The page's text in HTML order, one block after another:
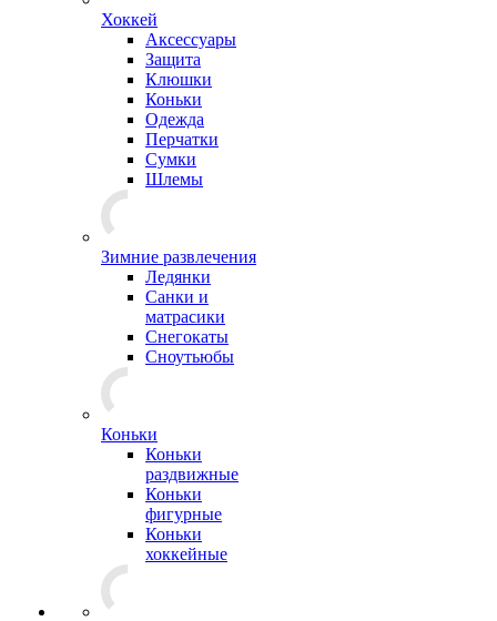
Хоккей
Аксессуары
Защита
Клюшки
Коньки
Одежда
Перчатки
Сумки
Шлемы
Зимние развлечения
Ледянки
Санки и
матрасики
Снегокаты
Сноутьюбы
Коньки
Коньки
раздвижные
Коньки
фигурные
Коньки
хоккейные